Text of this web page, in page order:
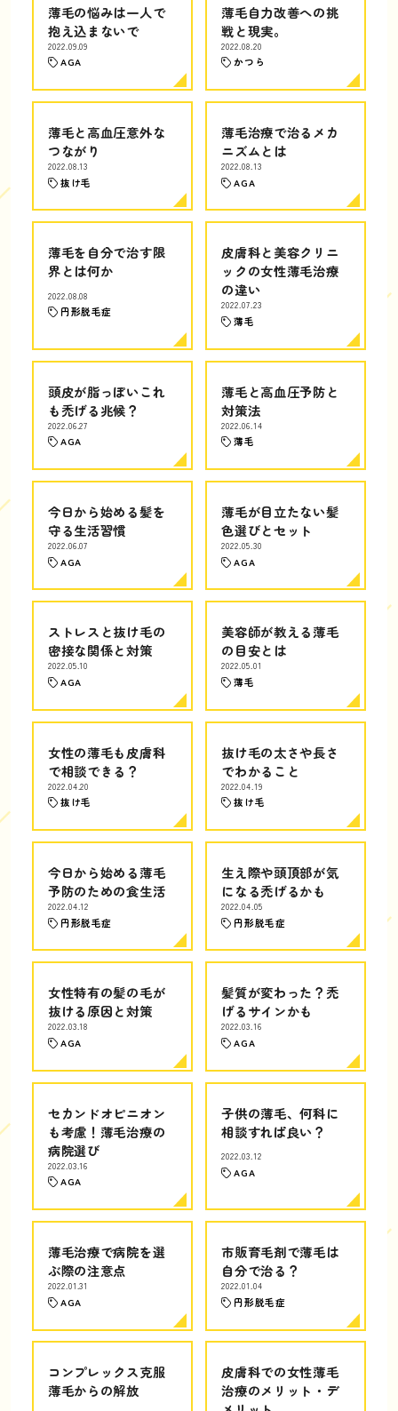
薄毛の悩みは一人で
抱え込まないで
2022.09.09
AGA
薄毛自力改善への挑
戦と現実。
2022.08.20
かつら
薄毛と高血圧意外な
つながり
2022.08.13
抜け毛
薄毛治療で治るメカ
ニズムとは
2022.08.13
AGA
薄毛を自分で治す限
界とは何か
2022.08.08
円形脱毛症
皮膚科と美容クリニ
ックの女性薄毛治療
の違い
2022.07.23
薄毛
頭皮が脂っぽいこれ
も禿げる兆候？
2022.06.27
AGA
薄毛と高血圧予防と
対策法
2022.06.14
薄毛
今日から始める髪を
守る生活習慣
2022.06.07
AGA
薄毛が目立たない髪
色選びとセット
2022.05.30
AGA
ストレスと抜け毛の
密接な関係と対策
2022.05.10
AGA
美容師が教える薄毛
の目安とは
2022.05.01
薄毛
女性の薄毛も皮膚科
で相談できる？
2022.04.20
抜け毛
抜け毛の太さや長さ
でわかること
2022.04.19
抜け毛
今日から始める薄毛
予防のための食生活
2022.04.12
円形脱毛症
生え際や頭頂部が気
になる禿げるかも
2022.04.05
円形脱毛症
女性特有の髪の毛が
抜ける原因と対策
2022.03.18
AGA
髪質が変わった？禿
げるサインかも
2022.03.16
AGA
セカンドオピニオン
も考慮！薄毛治療の
病院選び
2022.03.16
AGA
子供の薄毛、何科に
相談すれば良い？
2022.03.12
AGA
薄毛治療で病院を選
ぶ際の注意点
2022.01.31
AGA
市販育毛剤で薄毛は
自分で治る？
2022.01.04
円形脱毛症
コンプレックス克服
薄毛からの解放
皮膚科での女性薄毛
治療のメリット・デ